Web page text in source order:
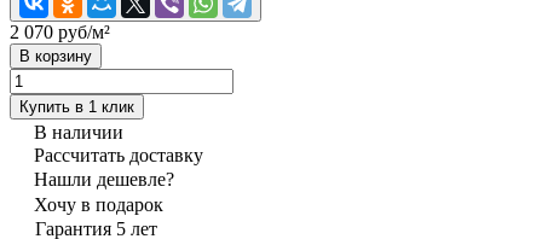
2 070 руб/м²
В корзину
Купить в 1 клик
В наличии
Рассчитать доставку
Нашли дешевле?
Хочу в подарок
Гарантия 5 лет